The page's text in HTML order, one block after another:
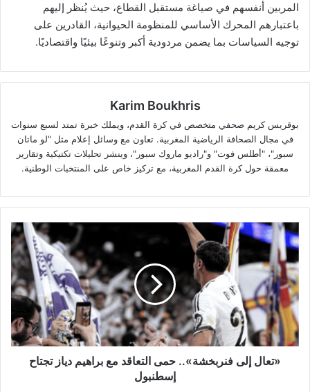
المربين أنفسهم في صياغة مستقبل القطاع، حيث يُنظر إليهم
باعتبارهم المحرك الأساسي للمنظومة الحيوانية، القادرين على
توجيه السياسات بما يضمن مردودية أكبر وتنوعًا بيئيًا واقتصاديًا.
Karim Boukhris
بوقريس كريم صحفي متخصص في كرة القدم، ويملك خبرة تمتد لسبع سنوات
في مجال الصحافة الرياضية المغربية. تعاون مع وسائل إعلام مثل "لو ماتان
سبور"، "أطلس فوت" و"راديو ماروك سبور"، وينشر تحليلات تكتيكية وتقارير
معمقة حول كرة القدم المغربية، مع تركيز خاص على المنتخبات الوطنية.
«تعال
إلى
فنربخشة»..
حمى
التعاقد
مع
براهيم
دياز
تجتاح
إسطنبول«تعال إلى فنربخشة».. حمى التعاقد مع براهيم دياز تجتاح
إسطنبول